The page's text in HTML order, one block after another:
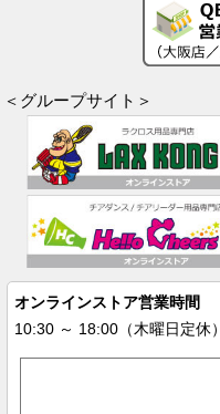
＜グループサイト＞
オンラインストア営業時間
10:30 ～ 18:00（木曜日定休）